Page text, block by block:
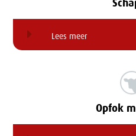
Lees meer
Opfok